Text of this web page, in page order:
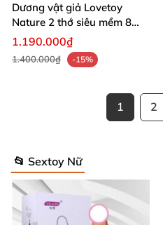
Dương vật giả Lovetoy
Nature 2 thớ siêu mềm 8
inch thật
1.190.000₫
1.400.000₫ -15%
1 2
📂 Sextoy Nữ